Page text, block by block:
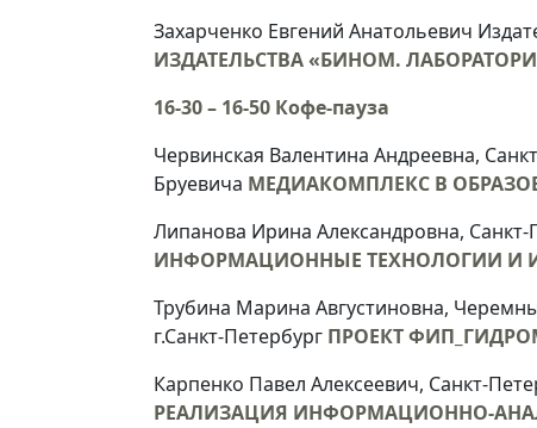
Захарченко Евгений Анатольевич
ИЗДАТЕЛЬСТВА «БИНОМ.
16-30 – 16-50 Кофе-пауза
Червинская Валентина Андреевна,
Бруевича МЕДИАКОМПЛЕКС В
Липанова Ирина Александровна,
ИНФОРМАЦИОННЫЕ ТЕХНОЛОГИИ И
Трубина Марина Августиновна,
г.Санкт-Петербург ПРОЕКТ
Карпенко Павел Алексеевич, Санкт-
РЕАЛИЗАЦИЯ ИНФОРМАЦИОННО-